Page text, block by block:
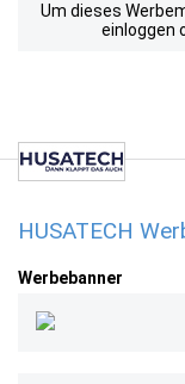
Um dieses
einloggen
HUSATECH
Werbebanner